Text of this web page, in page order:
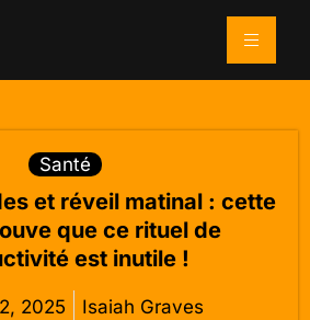
Santé
et réveil matinal : cette
que ce rituel de
est inutile !
2025 Isaiah Graves